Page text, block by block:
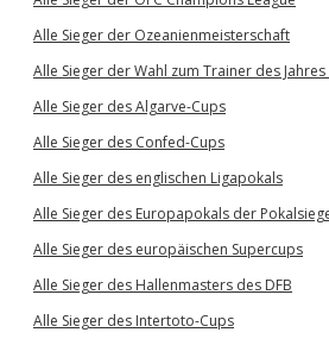
Alle Sieger der Ozeanienmeisterschaft
Alle Sieger der Wahl zum Trainer des
Alle Sieger des Algarve-Cups
Alle Sieger des Confed-Cups
Alle Sieger des englischen Ligapokals
Alle Sieger des Europapokals der
Alle Sieger des europäischen Supercups
Alle Sieger des Hallenmasters des DFB
Alle Sieger des Intertoto-Cups